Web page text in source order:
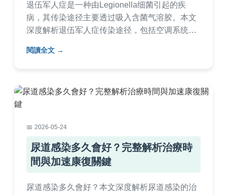
退伍军人症是一种由Legionella细菌引起的疾
病，其传染途径主要透过吸入含菌气溶胶。本文
深度解析退伍军人症传染途径，包括空调系统、
常见问答。无论您是家庭用户或管理者，都能学
您彻底理解退伍军人症传染途径。
閱讀全文
2026-05-24
尿道感染多久會好？完整解析治療時
間與加速康復關鍵
尿道感染多久會好？本文深度解析尿道感染的治